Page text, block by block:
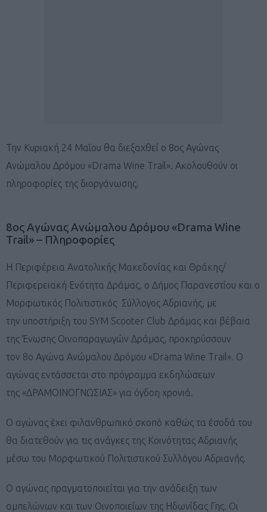
Την Κυριακή 24 Μαΐου θα διεξαχθεί ο 8ος Αγώνας
Ανώμαλου Δρόμου «Drama Wine Trail». Ακολουθούν οι
πληροφορίες της διοργάνωσης.
8ος Αγώνας Ανώμαλου Δρόμου «Drama Wine
Trail» – Πληροφορίες
Η Περιφέρεια Ανατολικής Μακεδονίας και Θράκης/
Περιφερειακή Ενότητα Δράμας, ο Δήμος Παρανεστίου και ο
Μορφωτικός Πολιτιστικός Σύλλογος Αδριανής, με
την υποστήριξη του SYM Scooter Club Δράμας και βέβαια
της Ένωσης Οινοπαραγωγών Δράμας, προκηρύσσουν
τον 8ο Αγώνα Ανώμαλου Δρόμου «Drama Wine Trail». Ο
αγώνας εντάσσεται στο πρόγραμμα εκδηλώσεων
της «ΔΡΑΜΟΙΝΟΓΝΩΣΙΑΣ» για όγδοη χρονιά.
Ο αγώνας έχει φιλανθρωπικό σκοπό καθώς τα έσοδά του
θα διατεθούν για τις ανάγκες της Κοινότητας Αδριανής
μέσω του Μορφωτικού Πολιτιστικού Συλλόγου Αδριανής.
Ο αγώνας πραγματοποιείται για την ανάδειξη των
αμπελώνων και των Οινοποιείων της Ηδωνίδας Γης. Οι